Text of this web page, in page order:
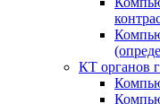
КТ органов